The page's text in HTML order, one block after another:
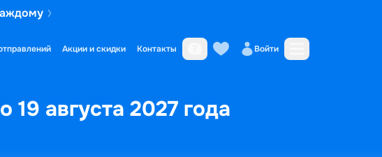
Акции и скидки Контакты Войти
19 августа 2027 года